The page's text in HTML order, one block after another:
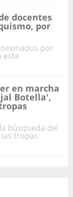
docentes
por
por
este
en marcha
Botella',
búsqueda del
tropas